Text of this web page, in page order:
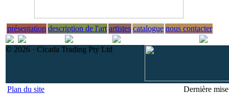
présentation description de l'art artistes catalogue nous contacter
© 2026 · Cicada Trading Pty Ltd
Plan du site Dernière